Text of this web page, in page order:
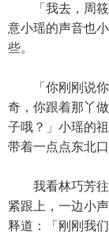
「我去，周筱
意小瑶的声音也
些。
「你刚刚说你
奇，你跟着那丫
子哦？」小瑶的
带着一点点东北口
我看林巧芳往
紧跟上，一边小
释道：「刚刚我